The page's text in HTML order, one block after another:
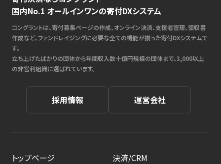
国内No.1 オールインワンの寄付DXシステム
コングラントは、寄付募集ページの作成、オンライン決済、支援者管理、領収書
作成など、ファンドレイジングに必要な全ての機能が揃った寄付DXシステムで
す。
立ち上げたばかりの団体から年間収入数十億円規模の団体まで、3,000以上
の非営利組織に選ばれています。
採用情報 運営会社
トップページ
決済/CRM